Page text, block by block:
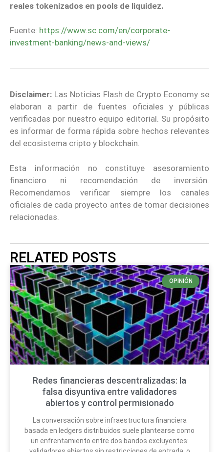
reales tokenizados en pools de liquidez.
Fuente: https://www.sc.com/en/corporate-
investment-banking/news-and-views/
Disclaimer: Las Noticias Flash de Crypto Economy se
elaboran a partir de fuentes oficiales y públicas
verificadas por nuestro equipo editorial. Su propósito
es informar de forma rápida sobre hechos relevantes
del ecosistema cripto y blockchain.
Esta información no constituye asesoramiento
financiero ni recomendación de inversión.
Recomendamos verificar siempre los canales
oficiales de cada proyecto antes de tomar decisiones
relacionadas.
RELATED POSTS
OPINIÓN
Redes financieras descentralizadas: la
falsa disyuntiva entre validadores
abiertos y control permisionado
La conversación sobre infraestructura financiera
basada en ledgers distribuidos suele plantearse como
un enfrentamiento entre dos bandos excluyentes: